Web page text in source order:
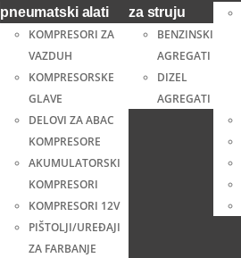
pneumatski alati
KOMPRESORI ZA
VAZDUH
KOMPRESORSKE
GLAVE
DELOVI ZA ABAC
KOMPRESORE
AKUMULATORSKI
KOMPRESORI
KOMPRESORI 12V
PIŠTOLJI/UREĐAJI
ZA FARBANJE
za struju
BENZINSKI
AGREGATI
DIZEL
AGREGATI